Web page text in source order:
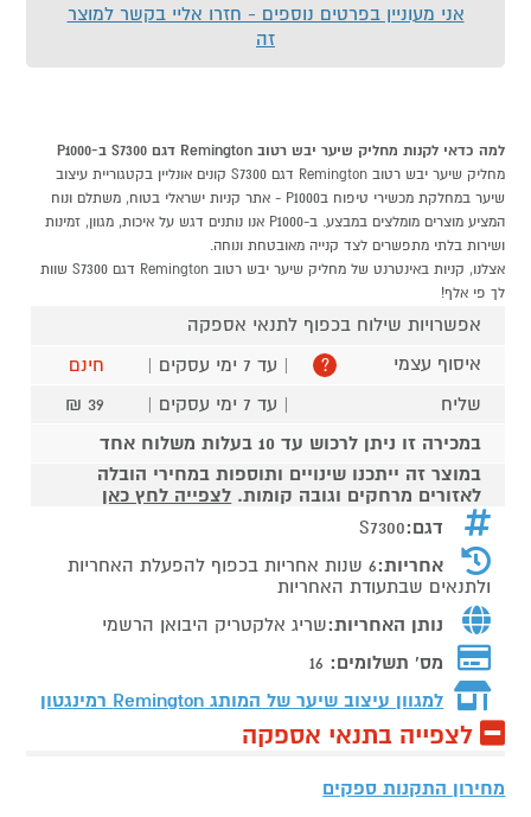
אני מעוניין בפרטים נוספים - חזרו אליי בקשר למוצר
זה
למה כדאי לקנות מחליק שיער יבש רטוב Remington דגם S7300 ב-P1000
מחליק שיער יבש רטוב Remington דגם S7300 קונים אונליין בקטגוריית עיצוב
שיער במחלקת מכשירי טיפוח בP1000 - אתר קניות ישראלי בטוח, משתלם ונוח
המציע מוצרים מומלצים במבצע. ב-P1000 אנו נותנים דגש על איכות, מגוון, זמינות
ושירות בלתי מתפשרים לצד קנייה מאובטחת ונוחה.
אצלנו, קניות באינטרנט של מחליק שיער יבש רטוב Remington דגם S7300 שוות
לך פי אלף!
אפשרויות שילוח בכפוף לתנאי אספקה
איסוף עצמי
? | עד 7 ימי עסקים |
חינם
שליח
| עד 7 ימי עסקים |
39 ₪
במכירה זו ניתן לרכוש עד 10 בעלות משלוח אחד
במוצר זה ייתכנו שינויים ותוספות במחירי הובלה
לאזורים מרחקים וגובה קומות. לצפייה לחץ כאן
דגם:S7300
אחריות: 6 שנות אחריות בכפוף להפעלת האחריות
ולתנאים שבתעודת האחריות
נותן האחריות:שריג אלקטריק היבואן הרשמי
מס' תשלומים: 16
למגוון עיצוב שיער של המותג Remington רמינגטון
לצפייה בתנאי אספקה
מחירון התקנות ספקים